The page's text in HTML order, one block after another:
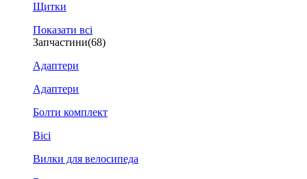
Щитки
Показати всі
Запчастини(68)
Адаптери
Адаптери
Болти комплект
Вісі
Вилки для велосипеда